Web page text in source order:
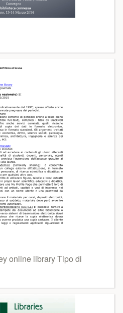
online library Tipo di